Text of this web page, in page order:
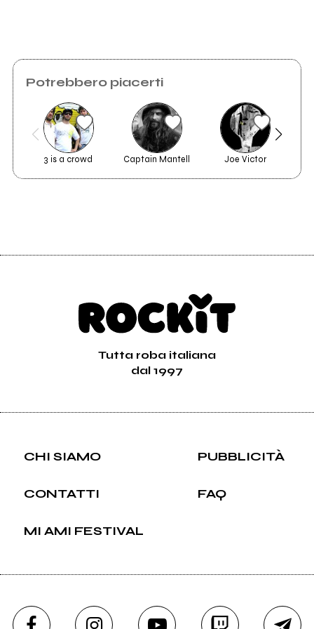
Potrebbero piacerti
3 is a crowd Captain Mantell Joe Victor
Tutta roba italiana
dal 1997
CHI SIAMO PUBBLICITÀ
CONTATTI FAQ
MI AMI FESTIVAL